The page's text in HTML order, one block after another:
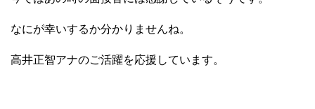
なにが幸いするか分かりませんね。
高井正智アナのご活躍を応援しています。